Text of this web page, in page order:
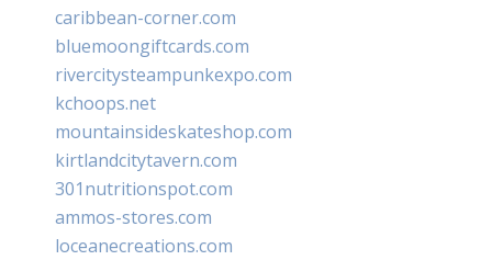
caribbean-corner.com
bluemoongiftcards.com
rivercitysteampunkexpo.com
kchoops.net
mountainsideskateshop.com
kirtlandcitytavern.com
301nutritionspot.com
ammos-stores.com
loceanecreations.com